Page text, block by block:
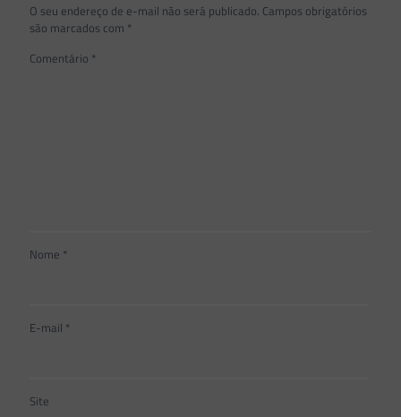
O seu endereço de e-mail não será publicado. Campos obrigatórios
são marcados com *
Comentário *
Nome *
E-mail *
Site